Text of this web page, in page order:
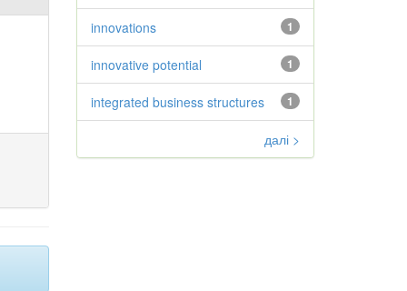
1
innovations
1
innovative potential
1
integrated business structures
далі >